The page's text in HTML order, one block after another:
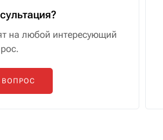
на любой интересующий
ВОПРОС